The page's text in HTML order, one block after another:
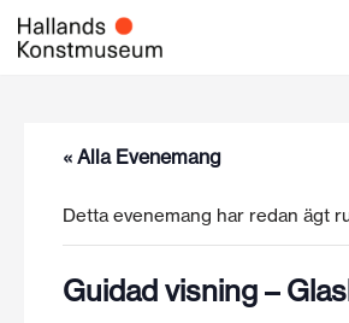
Hoppa
« Alla Evenemang
Detta evenemang har redan ägt
Guidad visning –